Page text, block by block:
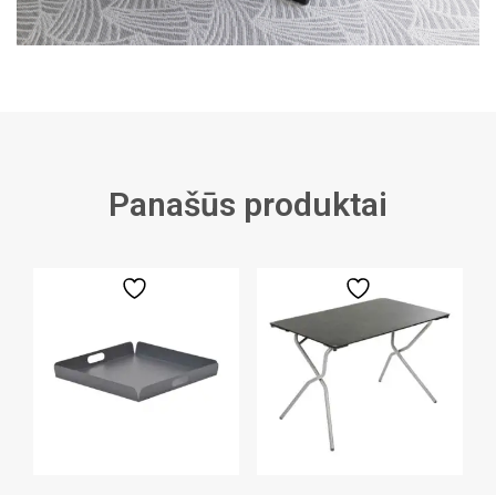
Panašūs produktai